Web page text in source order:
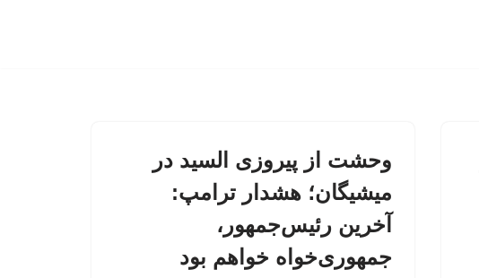
وحشت از پیروزی السید در
میشیگان؛ هشدار ترامپ:
آخرین رئیس‌جمهور،
جمهوری‌خواه خواهم بود